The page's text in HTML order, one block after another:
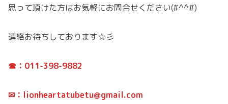
思って頂けた方はお気軽にお問合せください(#^^#)
連絡お待ちしております☆彡
☎：011-398-9882
✉：lionheartatubetu@gmail.com